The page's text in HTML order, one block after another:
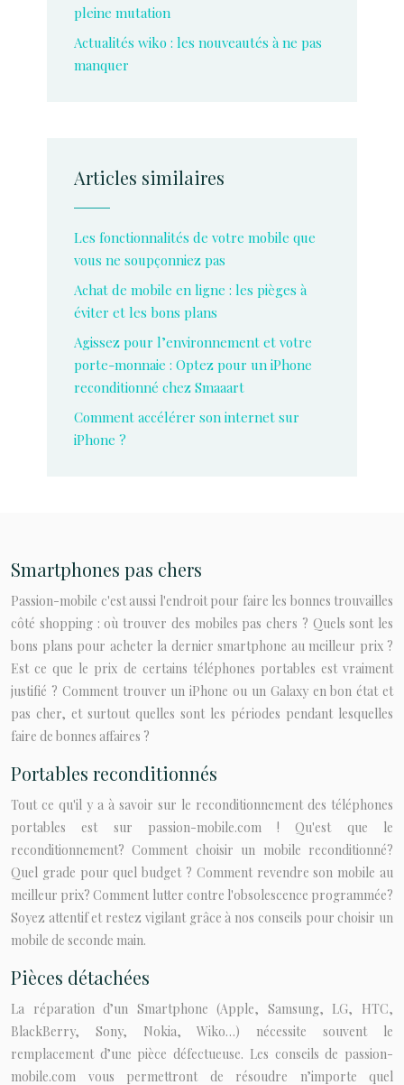
pleine mutation
Actualités wiko : les nouveautés à ne pas
manquer
Articles similaires
Les fonctionnalités de votre mobile que
vous ne soupçonniez pas
Achat de mobile en ligne : les pièges à
éviter et les bons plans
Agissez pour l’environnement et votre
porte-monnaie : Optez pour un iPhone
reconditionné chez Smaaart
Comment accélérer son internet sur
iPhone ?
Smartphones pas chers
Passion-mobile c'est aussi l'endroit pour faire les bonnes trouvailles
côté shopping : où trouver des mobiles pas chers ? Quels sont les
bons plans pour acheter la dernier smartphone au meilleur prix ?
Est ce que le prix de certains téléphones portables est vraiment
justifié ? Comment trouver un iPhone ou un Galaxy en bon état et
pas cher, et surtout quelles sont les périodes pendant lesquelles
faire de bonnes affaires ?
Portables reconditionnés
Tout ce qu'il y a à savoir sur le reconditionnement des téléphones
portables est sur passion-mobile.com ! Qu'est que le
reconditionnement? Comment choisir un mobile reconditionné?
Quel grade pour quel budget ? Comment revendre son mobile au
meilleur prix? Comment lutter contre l'obsolescence programmée?
Soyez attentif et restez vigilant grâce à nos conseils pour choisir un
mobile de seconde main.
Pièces détachées
La réparation d’un Smartphone (Apple, Samsung, LG, HTC,
BlackBerry, Sony, Nokia, Wiko…) nécessite souvent le
remplacement d’une pièce défectueuse. Les conseils de passion-
mobile.com vous permettront de résoudre n’importe quel